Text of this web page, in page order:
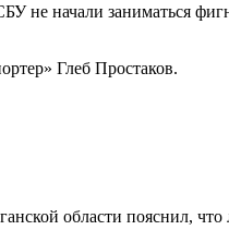
не начали заниматься
Глеб Простаков.
области пояснил, что